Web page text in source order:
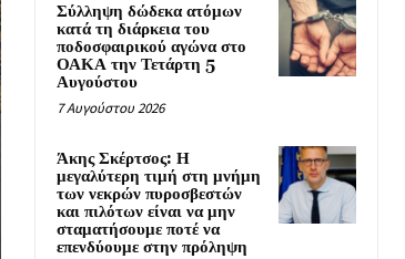
Σύλληψη δώδεκα ατόμων
κατά τη διάρκεια του
ποδοσφαιρικού αγώνα στο
ΟΑΚΑ την Τετάρτη 5
Αυγούστου
7 Αυγούστου 2026
Άκης Σκέρτσος: Η
μεγαλύτερη τιμή στη μνήμη
των νεκρών πυροσβεστών
και πιλότων είναι να μην
σταματήσουμε ποτέ να
επενδύουμε στην πρόληψη